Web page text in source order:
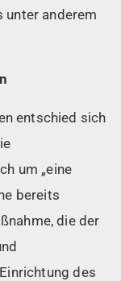
unter anderem
entschied sich
um „eine
bereits
die der
des